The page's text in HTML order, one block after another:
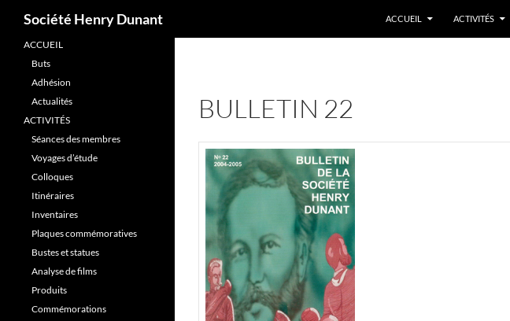
Aller
contenu
Société Henry Dunant ACCUEIL ACTIVITÉS
BULLETIN 22
ACCUEIL
Buts
Adhésion
Actualités
ACTIVITÉS
Séances des membres
Voyages d’étude
Colloques
Itinéraires
Inventaires
Plaques commémoratives
Bustes et statues
Analyse de films
Produits
Commémorations